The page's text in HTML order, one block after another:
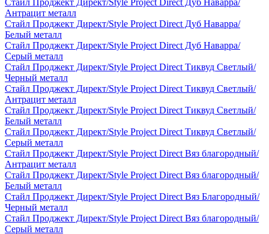
Стайл Проджект Директ/Style Project Direct Дуб Наварра/
Антрацит металл
Стайл Проджект Директ/Style Project Direct Дуб Наварра/
Белый металл
Стайл Проджект Директ/Style Project Direct Дуб Наварра/
Серый металл
Стайл Проджект Директ/Style Project Direct Тиквуд Светлый/
Черный металл
Стайл Проджект Директ/Style Project Direct Тиквуд Светлый/
Антрацит металл
Стайл Проджект Директ/Style Project Direct Тиквуд Светлый/
Белый металл
Стайл Проджект Директ/Style Project Direct Тиквуд Светлый/
Серый металл
Стайл Проджект Директ/Style Project Direct Вяз благородный/
Антрацит металл
Стайл Проджект Директ/Style Project Direct Вяз благородный/
Белый металл
Стайл Проджект Директ/Style Project Direct Вяз Благородный/
Черный металл
Стайл Проджект Директ/Style Project Direct Вяз благородный/
Серый металл